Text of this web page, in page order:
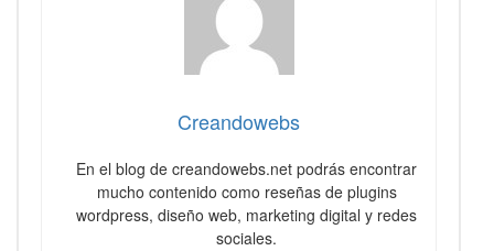
Creandowebs
En el blog de creandowebs.net podrás encontrar
mucho contenido como reseñas de plugins
wordpress, diseño web, marketing digital y redes
sociales.